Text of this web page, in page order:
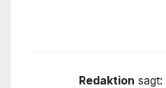
Redaktion sagt: